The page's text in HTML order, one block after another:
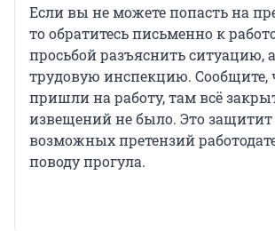
Если вы не можете попасть на
то обратитесь письменно к
просьбой разъяснить ситуацию,
трудовую инспекцию. Сообщите,
пришли на работу, там всё
извещений не было. Это защитит
возможных претензий
поводу прогула.